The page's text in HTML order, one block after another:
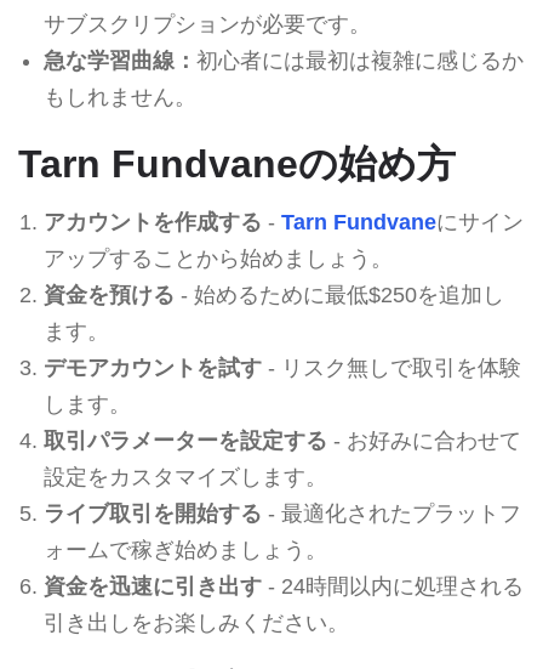
サブスクリプションが必要です。
急な学習曲線： 初心者には最初は複雑に感じるか
もしれません。
Tarn Fundvaneの始め方
アカウントを作成する - Tarn Fundvaneにサイン
アップすることから始めましょう。
資金を預ける - 始めるために最低$250を追加し
ます。
デモアカウントを試す- リスク無しで取引を体験
します。
取引パラメーターを設定する - お好みに合わせて
設定をカスタマイズします。
ライブ取引を開始する - 最適化されたプラットフ
ォームで稼ぎ始めましょう。
資金を迅速に引き出す- 24時間以内に処理される
引き出しをお楽しみください。